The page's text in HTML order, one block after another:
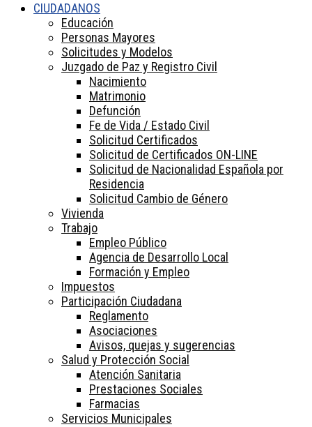
CIUDADANOS
Educación
Personas Mayores
Solicitudes y Modelos
Juzgado de Paz y Registro Civil
Nacimiento
Matrimonio
Defunción
Fe de Vida / Estado Civil
Solicitud Certificados
Solicitud de Certificados ON-LINE
Solicitud de Nacionalidad Española por
Residencia
Solicitud Cambio de Género
Vivienda
Trabajo
Empleo Público
Agencia de Desarrollo Local
Formación y Empleo
Impuestos
Participación Ciudadana
Reglamento
Asociaciones
Avisos, quejas y sugerencias
Salud y Protección Social
Atención Sanitaria
Prestaciones Sociales
Farmacias
Servicios Municipales